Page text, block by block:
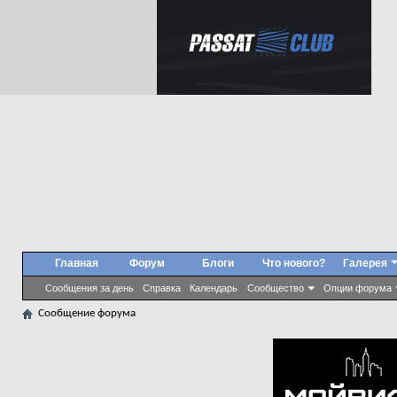
Главная Форум
Сообщения за день Справка Календарь Сообщество Опции форума
Блоги Что нового? Галерея
Сообщение форума